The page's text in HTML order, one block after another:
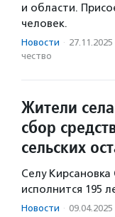
и области.
человек.
Новости · 27.11.2025
чест­во
Жители
сбор
сельских
Селу Кирсановка
исполнится 195
Новости · 09.04.2025